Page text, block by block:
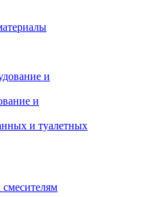
и
и туалетных